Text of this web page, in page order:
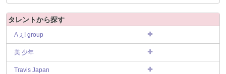
タレントから探す
Aぇ! group
美 少年
Travis Japan